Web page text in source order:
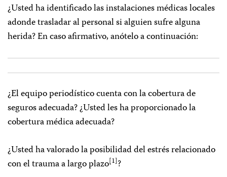
¿Usted ha identificado las instalaciones médicas locales
adonde trasladar al personal si alguien sufre alguna
herida? En caso afirmativo, anótelo a continuación:
¿El equipo periodístico cuenta con la cobertura de
seguros adecuada? ¿Usted les ha proporcionado la
cobertura médica adecuada?
¿Usted ha valorado la posibilidad del estrés relacionado
con el trauma a largo plazo[1]?